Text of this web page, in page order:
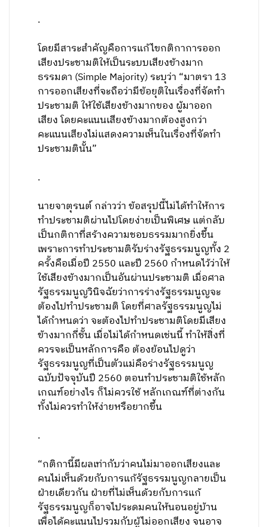
.
โดยมีสาระสำคัญคือการแก้ไขกติกาการออก
เสียงประชามติให้เป็นระบบเสียงข้างมาก
ธรรมดา (Simple Majority) ระบุว่า “มาตรา 13
การออกเสียงที่จะถือว่ามีข้อยุติในเรื่องที่จัดทำ
ประชามติ ให้ใช้เสียงข้างมากของ ผู้มาออก
เสียง โดยคะแนนเสียงข้างมากต้องสูงกว่า
คะแนนเสียงไม่แสดงความเห็นในเรื่องที่จัดทำ
ประชามตินั้น”
.
นายจาตุรนต์ กล่าวว่า ข้อสรุปนี้ไม่ได้ทำให้การ
ทำประชามติผ่านไปโดยง่ายเป็นพิเศษ แต่กลับ
เป็นกติกาที่สร้างความชอบธรรมมากยิ่งขึ้น
เพราะการทำประชามติรับร่างรัฐธรรมนูญทั้ง 2
ครั้งคือเมื่อปี 2550 และปี 2560 กำหนดไว้ว่าให้
ใช้เสียงข้างมากเป็นอันผ่านประชามติ เมื่อศาล
รัฐธรรมนูญวินิจฉัยว่าการร่างรัฐธรรมนูญจะ
ต้องไปทำประชามติ โดยที่ศาลรัฐธรรมนูญไม่
ได้กำหนดว่า จะต้องไปทำประชามติโดยมีเสียง
ข้างมากกี่ชั้น เมื่อไม่ได้กำหนดเช่นนี้ ทำให้สิ่งที่
ควรจะเป็นหลักการคือ ต้องย้อนไปดูว่า
รัฐธรรมนูญที่เป็นตัวแม่คือร่างรัฐธรรมนูญ
ฉบับปัจจุบันปี 2560 ตอนทำประชามติใช้หลัก
เกณฑ์อย่างไร ก็ไม่ควรใช้ หลักเกณฑ์ที่ต่างกัน
ทั้งไม่ควรทำให้ง่ายหรือยากขึ้น
.
“กติกานี้มีผลเท่ากับว่าคนไม่มาออกเสียงและ
คนไม่เห็นด้วยกับการแก้รัฐธรรมนูญกลายเป็น
ฝ่ายเดียวกัน ฝ่ายที่ไม่เห็นด้วยกับการแก้
รัฐธรรมนูญก็อาจไประดมคนให้นอนอยู่บ้าน
เพื่อได้คะแนนไปรวมกับผู้ไม่ออกเสียง จนอาจ